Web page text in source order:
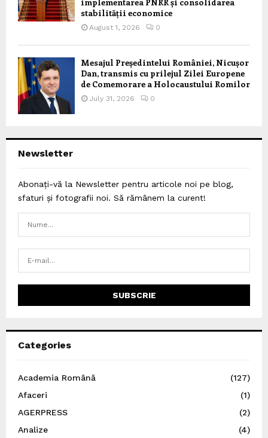
stabilității economice
August 1, 2026 0
Mesajul Președintelui României, Nicușor
Dan, transmis cu prilejul Zilei Europene
de Comemorare a Holocaustului Romilor
July 31, 2026 0
Newsletter
Abonați-vă la Newsletter pentru articole noi pe blog,
sfaturi și fotografii noi. Să rămânem la curent!
Categories
Academia Română
(127)
Afaceri
(1)
AGERPRESS
(2)
Analize
(4)